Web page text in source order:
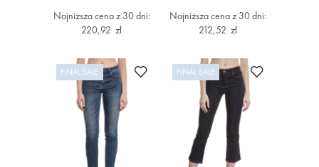
Najniższa cena z 30 dni:
220,92 zł
Najniższa cena z 30 dni:
212,52 zł
FINAL SALE Dodaj do ulubionych
FINAL SALE Dodaj do